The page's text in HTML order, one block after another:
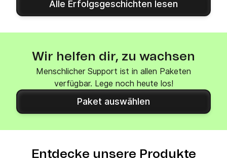
Alle Erfolgsgeschichten lesen
Wir helfen dir, zu wachsen
Menschlicher Support ist in allen Paketen
verfügbar. Lege noch heute los!
Paket auswählen
Entdecke unsere Produkte